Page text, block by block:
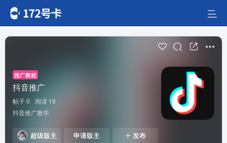
推广教程
抖音推广
帖子 0
阅读 19
抖音推广教学
超级版主 申请版主 发布